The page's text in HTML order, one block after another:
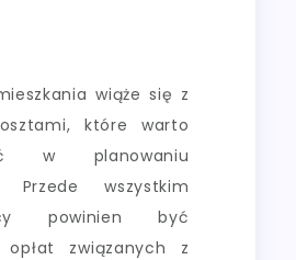
wiąże się z
które warto
w planowaniu
Przede wszystkim
powinien być
opłat związanych z